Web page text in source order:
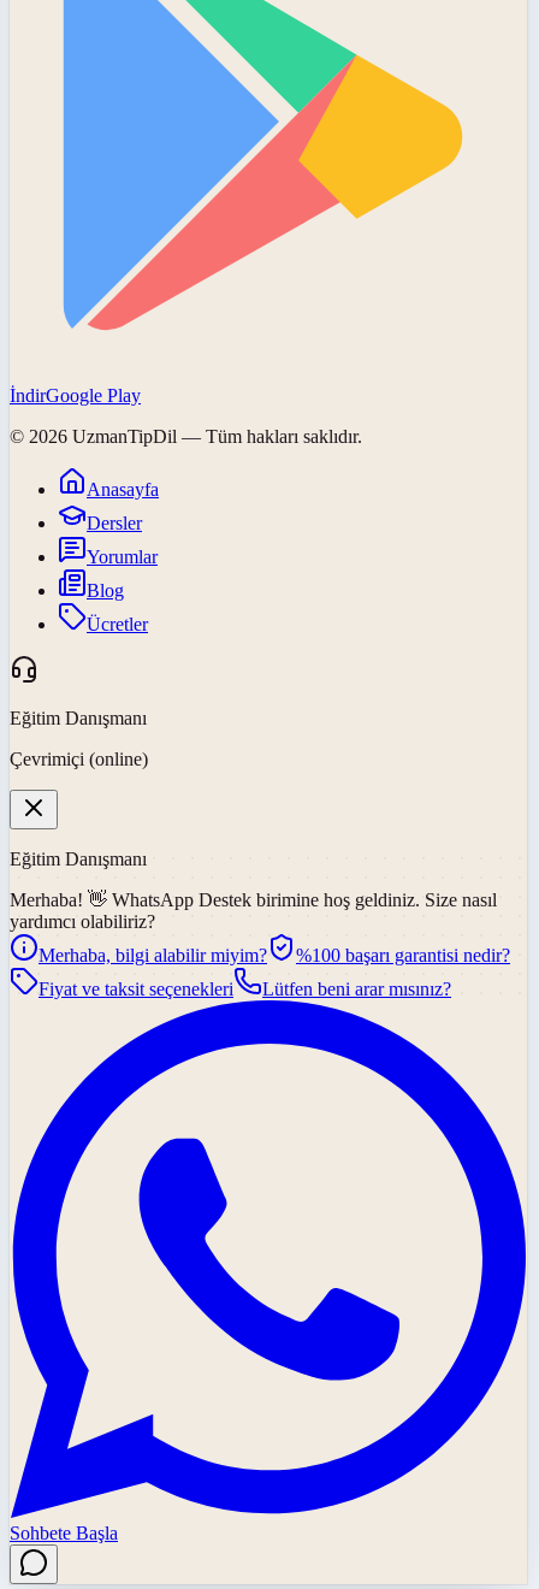
İndirGoogle Play
© 2026 UzmanTipDil — Tüm hakları saklıdır.
Anasayfa
Dersler
Yorumlar
Blog
Ücretler
Eğitim Danışmanı
Çevrimiçi (online)
Eğitim Danışmanı
Merhaba! 👋 WhatsApp Destek birimine hoş geldiniz. Size nasıl
yardımcı olabiliriz?
Merhaba, bilgi alabilir miyim?
%100 başarı garantisi nedir?
Fiyat ve taksit seçenekleri
Lütfen beni arar mısınız?
Sohbete Başla